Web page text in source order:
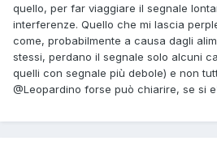
quello, per far viaggiare il segnale
interferenze. Quello che mi lascia
come, probabilmente a causa dagli
stessi, perdano il segnale solo alcuni
quelli con segnale più debole) e non
@Leopardino forse può chiarire, se si